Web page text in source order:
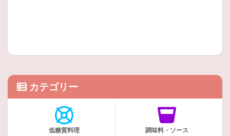
カテゴリー
低糖質料理 調味料・ソース